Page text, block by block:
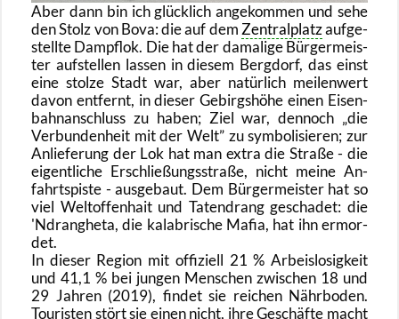
Aber dann bin ich glück­lich an­ge­kom­men und sehe
den Stolz von Bova: die auf dem Zen­tral­platzauf­ge­
stell­te Dampf­lok. Die hat der da­ma­li­ge Bür­ger­meis­
ter auf­stel­len las­sen in die­sem Berg­dorf, das einst
eine stol­ze Stadt war, aber na­tür­lich mei­len­wert
davon ent­fernt, in die­ser Ge­birgs­hö­he einen Ei­sen­
bahn­an­schluss zu haben; Ziel war, den­noch
die
Ver­bun­den­heit mit der Welt zu sym­bo­li­sie­ren; zur
An­lie­fe­rung der Lok hat man extra die Stra­ße - die
ei­gent­li­che Er­schlie­ßungs­stra­ße, nicht meine An­
fahrts­pis­te - aus­ge­baut. Dem Bür­ger­meis­ter hat so
viel Welt­of­fen­hait und Ta­ten­drang ge­scha­det: die
'Ndran­ghe­ta, die ka­la­bri­sche Mafia, hat ihn er­mor­
det.
In die­ser Re­gi­on mit of­fi­zi­ell 21 % Ar­beis­lo­sig­keit
und 41,1 % bei jun­gen Men­schen zwi­schen 18 und
29 Jah­ren (2019), fin­det sie rei­chen Nähr­bo­den.
Tou­ris­ten stört sie einen nicht, ihre Ge­schäf­te macht